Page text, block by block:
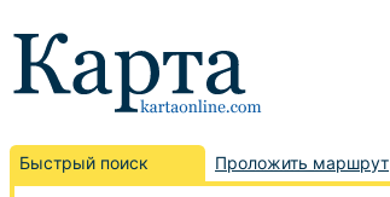
Быстрый поиск Проложить маршрут